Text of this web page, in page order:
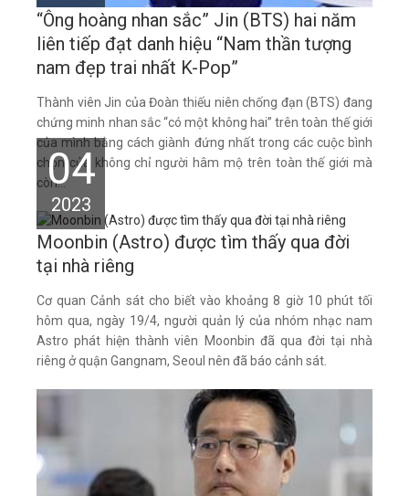
“Ông hoàng nhan sắc” Jin (BTS) hai năm
liên tiếp đạt danh hiệu “Nam thần tượng
nam đẹp trai nhất K-Pop”
Thành viên Jin của Đoàn thiếu niên chống đạn (BTS) đang
chứng minh nhan sắc “có một không hai” trên toàn thế giới
của mình bằng cách giành đứng nhất trong các cuộc bình
chọn của không chỉ người hâm mộ trên toàn thế giới mà
còn...
04
2023
Moonbin (Astro) được tìm thấy qua đời
tại nhà riêng
Cơ quan Cảnh sát cho biết vào khoảng 8 giờ 10 phút tối
hôm qua, ngày 19/4, người quản lý của nhóm nhạc nam
Astro phát hiện thành viên Moonbin đã qua đời tại nhà
riêng ở quận Gangnam, Seoul nên đã báo cảnh sát.